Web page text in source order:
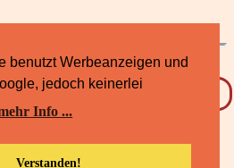
benutzt Werbeanzeigen und
jedoch keinerlei
Info ...
Verstanden!
Impressum